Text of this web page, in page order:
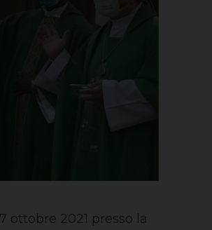
ottobre 2021 presso la